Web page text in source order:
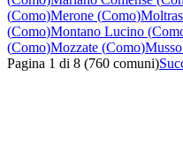
(Como)Merone (Como)
(Como)Montano Lucino (
(Como)Mozzate (Como)Musso
Pagina 1 di 8 (760 comuni)